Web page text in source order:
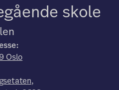
skole
Oslo